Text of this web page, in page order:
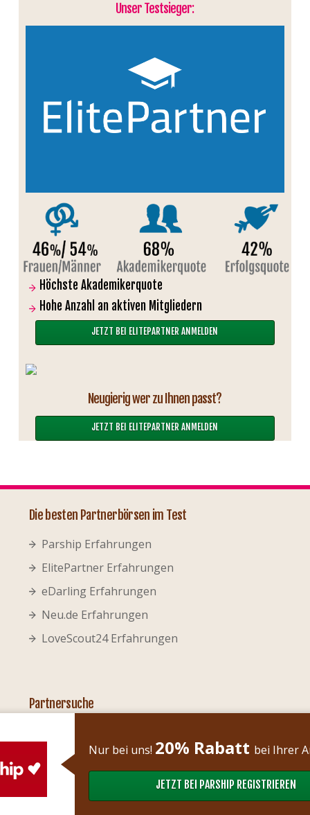
Unser Testsieger:
Höchste Akademikerquote
Hohe Anzahl an aktiven Mitgliedern
JETZT BEI ELITEPARTNER ANMELDEN
Neugierig wer zu Ihnen passt?
JETZT BEI ELITEPARTNER ANMELDEN
Die besten Partnerbörsen im Test
Parship Erfahrungen
ElitePartner Erfahrungen
eDarling Erfahrungen
Neu.de Erfahrungen
LoveScout24 Erfahrungen
Partnersuche
Partner finden mit 40
Partner finden mit 50
Partner finden mit 60
Nur bei uns! 20% Rabatt bei Ihrer
JETZT BEI PARSHIP REGISTRIEREN